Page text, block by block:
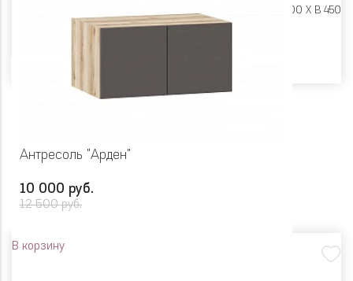
Ш 700 X Г 400 X В 450
Антресоль "Арден"
10 000 руб.
12 500 руб.
В корзину